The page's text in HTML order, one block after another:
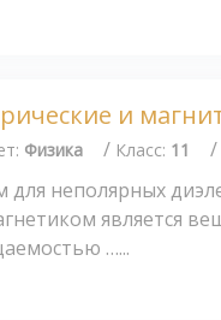
и
Физика / Класс: 11 /
для неполярных
является
…...